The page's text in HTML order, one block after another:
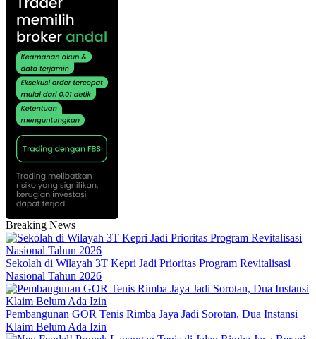
Breaking News
Sekolah di Wilayah 3T Kepri Jadi Prioritas Program Revitalisasi
Nasional Tahun 2026
Pembangunan GOR Tenis Rimba Jaya Jadi Sorotan, Dua Instansi
Klaim Belum Ada Izin